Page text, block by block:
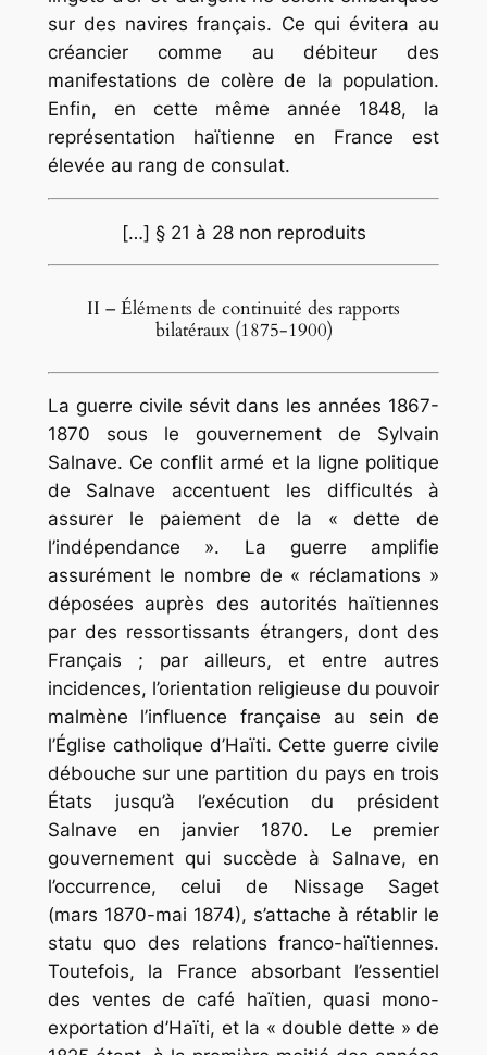
sur des navires français. Ce qui évitera au
créancier comme au débiteur des
manifestations de colère de la population.
Enfin, en cette même année 1848, la
représentation haïtienne en France est
élevée au rang de consulat.
[…] § 21 à 28 non reproduits
II – Éléments de continuité des rapports
bilatéraux (1875-1900)
La guerre civile sévit dans les années 1867-
1870 sous le gouvernement de Sylvain
Salnave. Ce conflit armé et la ligne politique
de Salnave accentuent les difficultés à
assurer le paiement de la « dette de
l’indépendance ». La guerre amplifie
assurément le nombre de « réclamations »
déposées auprès des autorités haïtiennes
par des ressortissants étrangers, dont des
Français ; par ailleurs, et entre autres
incidences, l’orientation religieuse du pouvoir
malmène l’influence française au sein de
l’Église catholique d’Haïti. Cette guerre civile
débouche sur une partition du pays en trois
États jusqu’à l’exécution du président
Salnave en janvier 1870. Le premier
gouvernement qui succède à Salnave, en
l’occurrence, celui de Nissage Saget
(mars 1870-mai 1874), s’attache à rétablir le
statu quo des relations franco-haïtiennes.
Toutefois, la France absorbant l’essentiel
des ventes de café haïtien, quasi mono-
exportation d’Haïti, et la « double dette » de